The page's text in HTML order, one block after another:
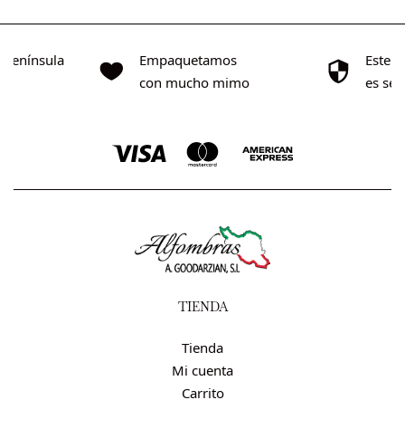
Empaquetamos
con mucho mimo
Este
es
TIENDA
Tienda
Mi cuenta
Carrito